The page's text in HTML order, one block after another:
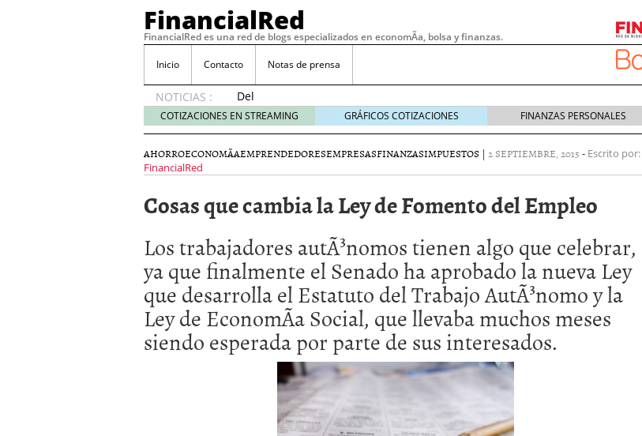
FinancialRed
FinancialRed es una red de blogs especializados en economÃ­a, bolsa y finanzas.
Inicio Contacto Notas de prensa
NOTICIAS :
Del
depósito
a la
cómo
está
la
del
ahorro
en
España
05/08/2026
Seguros de convenio en pymes: la obligación que muchas empresas
descubren cuando ya es demasiado tarde
ReseÃ±a de SIFX: Lo Que Deben Saber los Traders Mexicanos Antes de
29/06/2026
Crear empresa online vs proceso tradicional: ventajas reales para pymes
29/05/2026
CÃ³mo afrontar una baja mÃ©dica cuando trabajas por cuenta propia
26/05/2026
COTIZACIONES EN STREAMING GRÁFICOS COTIZACIONES FINANZAS PERSONALES
AHORROECONOMÃ­AEMPRENDEDORESEMPRESASFINANZASIMPUESTOS | 2 SEPTIEMBRE, 2015 - Escrito por:
FinancialRed
Cosas que cambia la Ley de Fomento del Empleo
Los trabajadores autÃ³nomos tienen algo que celebrar,
ya que finalmente el Senado ha aprobado la nueva Ley
que desarrolla el Estatuto del Trabajo AutÃ³nomo y la
Ley de EconomÃ­a Social, que llevaba muchos meses
siendo esperada por parte de sus interesados.